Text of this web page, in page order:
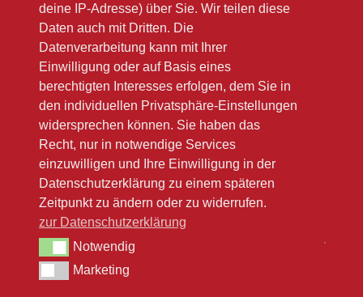
Bitte beachten Sie unsere Winteröffnungsszeiten
(link zu Google)
deine IP-Adresse) über Sie. Wir teilen diese
Daten auch mit Dritten. Die
Datenverarbeitung kann mit Ihrer
Einwilligung oder auf Basis eines
berechtigten Interesses erfolgen, dem Sie in
den individuellen Privatsphäre-Einstellungen
widersprechen können. Sie haben das
Recht, nur in notwendige Services
einzuwilligen und Ihre Einwilligung in der
Datenschutzerklärung zu einem späteren
Zeitpunkt zu ändern oder zu widerrufen.
zur Datenschutzerklärung
NotwendigNotwendig
MarketingMarketing